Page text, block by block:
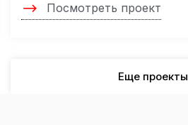
Посмотреть проект
Еще проекты